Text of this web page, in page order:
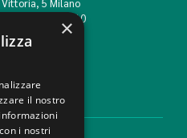
5 Milano
F. +39 02 784510
LEGALI
×
il nostro
i nostri